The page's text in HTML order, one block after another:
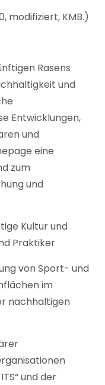
modifiziert, KMB.)
Rasens
und
Entwicklungen,
und
eine
zum
und
Kultur und
Praktiker
von Sport- und
im
nachhaltigen
und der